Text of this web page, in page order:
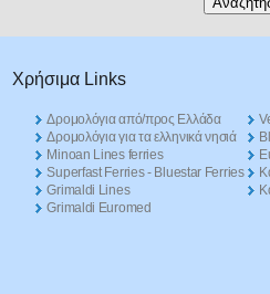
Χρήσιμα Links
Δρομολόγια από/προς Ελλάδα
Δρομολόγια για τα ελληνικά νησιά
Minoan Lines ferries
Superfast Ferries - Bluestar Ferries
Grimaldi Lines
Grimaldi Euromed